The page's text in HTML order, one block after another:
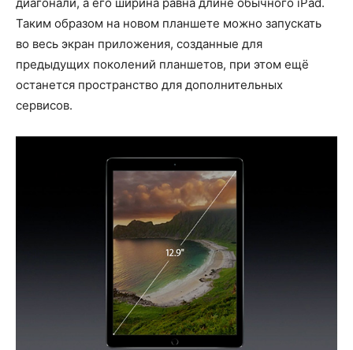
Таким образом на новом планшете можно запускать
во весь экран приложения, созданные для
предыдущих поколений планшетов, при этом ещё
останется пространство для дополнительных
сервисов.